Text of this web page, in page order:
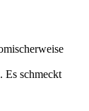
Es schmeckt